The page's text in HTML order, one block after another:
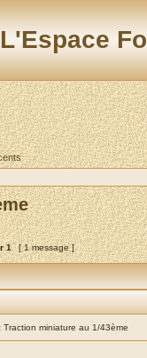
L'Espace
1 [ 1 message ]
Traction miniature au 1/43ème